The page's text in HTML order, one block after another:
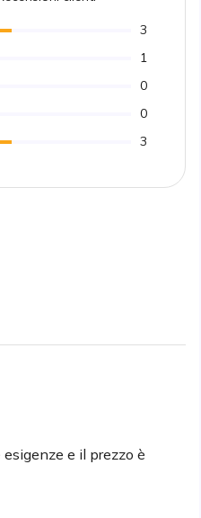
e il prezzo è
3
1
0
0
3